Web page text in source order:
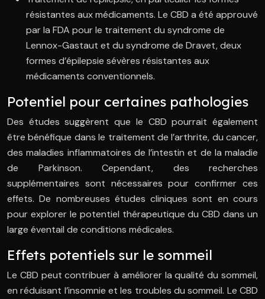
résistantes aux médicaments. Le CBD a été approuvé
par la FDA pour le traitement du syndrome de
Lennox-Gastaut et du syndrome de Dravet, deux
formes d’épilepsie sévères résistantes aux
médicaments conventionnels.
Potentiel pour certaines pathologies
Des études suggèrent que le CBD pourrait également
être bénéfique dans le traitement de l’arthrite, du cancer,
des maladies inflammatoires de l’intestin et de la maladie
de Parkinson. Cependant, des recherches
supplémentaires sont nécessaires pour confirmer ces
effets. De nombreuses études cliniques sont en cours
pour explorer le potentiel thérapeutique du CBD dans un
large éventail de conditions médicales.
Effets potentiels sur le sommeil
Le CBD peut contribuer à améliorer la qualité du sommeil,
en réduisant l’insomnie et les troubles du sommeil. Le CBD